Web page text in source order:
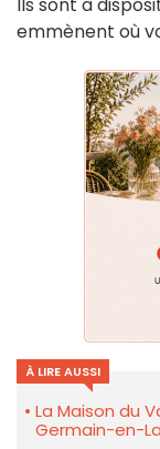
Ils sont à
emmènent où
À LIRE AUSSI
La Maison du
Germain-en-